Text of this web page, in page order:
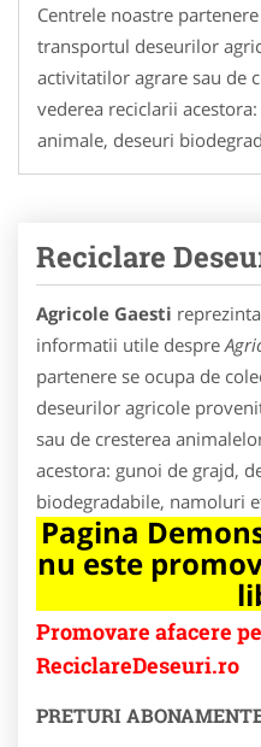
Centrele noastre
transportul deseurilor
activitatilor agrare sau de
vederea reciclarii
animale, deseuri
Reciclare
Agricole Gaesti
informatii utile despre
partenere se ocupa de
deseurilor agricole
sau de cresterea
acestora: gunoi de grajd,
biodegradabile, namoluri
Pagina
nu este
Promovare afacere
ReciclareDeseuri.ro
PRETURI